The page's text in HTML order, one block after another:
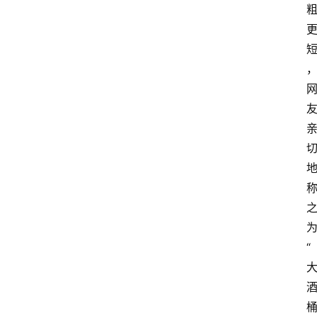
粗
更
短
，
网
友
亲
切
地
称
之
为
“
大
酒
桶